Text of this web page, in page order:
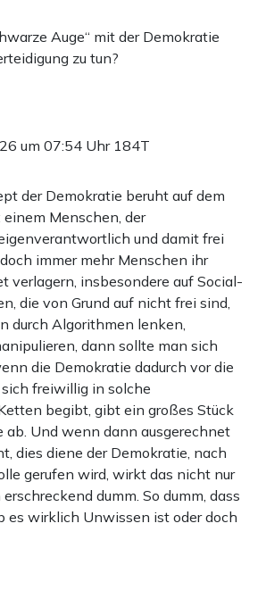
Auge“ mit der Demokratie
zu tun?
um 07:54 Uhr 184T
der Demokratie beruht auf dem
einem Menschen, der
und damit frei
immer mehr Menschen ihr
verlagern, insbesondere auf Social-
die von Grund auf nicht frei sind,
durch Algorithmen lenken,
dann sollte man sich
die Demokratie dadurch vor die
freiwillig in solche
begibt, gibt ein großes Stück
ab. Und wenn dann ausgerechnet
dies diene der Demokratie, nach
gerufen wird, wirkt das nicht nur
dumm. So dumm, dass
es wirklich Unwissen ist oder doch